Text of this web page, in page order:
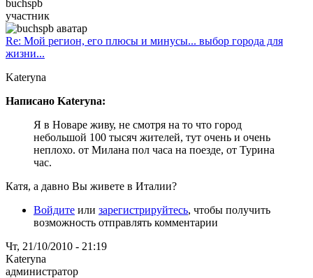
buchspb
участник
Re: Мой регион, его плюсы и минусы... выбор города для
жизни...
Kateryna
Написано Kateryna:
Я в Новаре живу, не смотря на то что город
небольшой 100 тысяч жителей, тут очень и очень
неплохо. от Милана пол часа на поезде, от Турина
час.
Катя, а давно Вы живете в Италии?
Войдите или зарегистрируйтесь, чтобы получить
возможность отправлять комментарии
Чт, 21/10/2010 - 21:19
Kateryna
администратор